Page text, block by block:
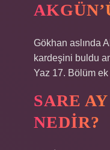
Gökhan aslında
kardeşini buldu
Yaz 17. Bölüm ek
SARE
NEDIR?